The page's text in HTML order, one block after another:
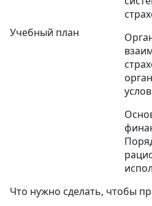
Учебный план
Что нужно сделать, чтобы